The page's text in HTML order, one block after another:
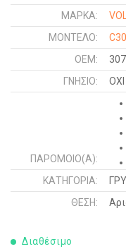
ΜΑΡΚΑ:
ΜΟΝΤΕΛΟ:
C30
OEM:
ΓΝΉΣΙΟ:
ΟΧΙ
ΠΑΡΌΜΟΙΟ(Α):
ΚΑΤΗΓΟΡΊΑ:
ΘΈΣΗ:
Διαθέσιμο